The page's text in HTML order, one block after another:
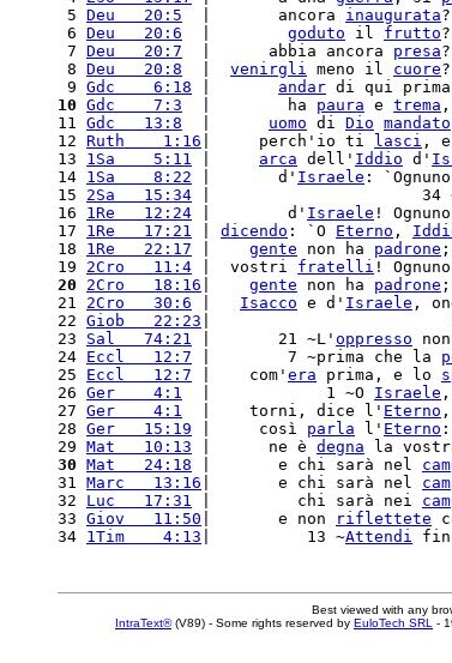
5 Deu   20:5
  |       ancora
inaugurata?
6 Deu   20:6 goduto il frutto?
7 Deu   20:7
  |      abbia ancora
presa?
8 Deu   20:8 venirgli meno il cuore?
9 Gdc    6:18 andar di qui
10 Gdc    7:3
  |        ha
paura e trema
11 Gdc   13:8 uomo di Dio mandato
12 Ruth    1:16 |     perch'io ti lasci , e
13 1Sa    5:11 arca dell' Iddio d'
14 1Sa    8:22 |       d' Israele :
15 2Sa   15:34 |                      34
16 1Re   12:24 |        d' Israele !
17 1Re   17:21 dicendo : `O Eterno ,
18 1Re   22:17 gente non ha padrone
19 2Cro   11:4 |  vostri fratelli !
20
2Cro   18:16 gente non ha padrone
21 2Cro   30:6 Isacco e d' Israele ,
22 Giob   22:23 |
23 Sal   74:21 |       21 ~L' oppresso
24 Eccl   12:7 |        7 ~prima che la
25 Eccl   12:7 |    com' era prima, e lo
26 Ger    4:1
  |            1 ~O
Israele
27 Ger    4:1
  |    torni, dice l'
Eterno
28 Ger   15:19 |     così parla l' Eterno
29 Mat   10:13 |      ne è degna la
30 Mat   24:18 |       e chi sarà nel
31 Marc   13:16 |       e chi sarà nel
32 Luc   17:31 |         chi sarà nei
33 Giov   11:50 |       e non riflettete
34 1Tim    4:13 |          13 ~Attendi
Best viewed with any
IntraText®(V89) - Some rights reserved by EuloTech SRL -